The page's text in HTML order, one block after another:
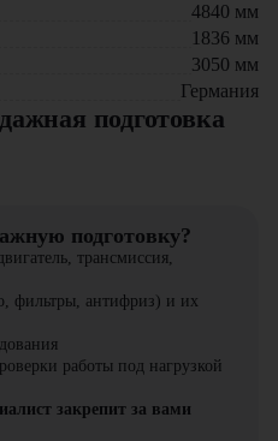
эксплуатационные затраты.
Эргономичная кабина с
отличной обзорностью и
СистемаBomag BCM 05
климат-контроль для
комфортной работы в
BW 161 AD-50 AM
рассчитана на интенсивные
узлы защищены от износа.
4840 мм
1836 мм
3050 мм
Германия
подготовка
подготовку?
трансмиссия,
фильтры, антифриз) и их
работы под нагрузкой
закрепит за вами